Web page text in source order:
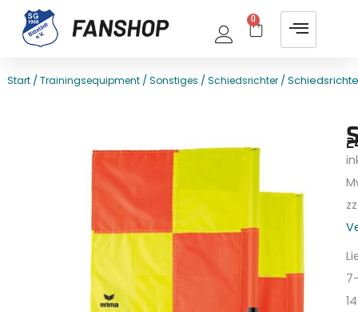
0
Start /Trainingsequipment /Sonstiges /Schiedsrichter/
14